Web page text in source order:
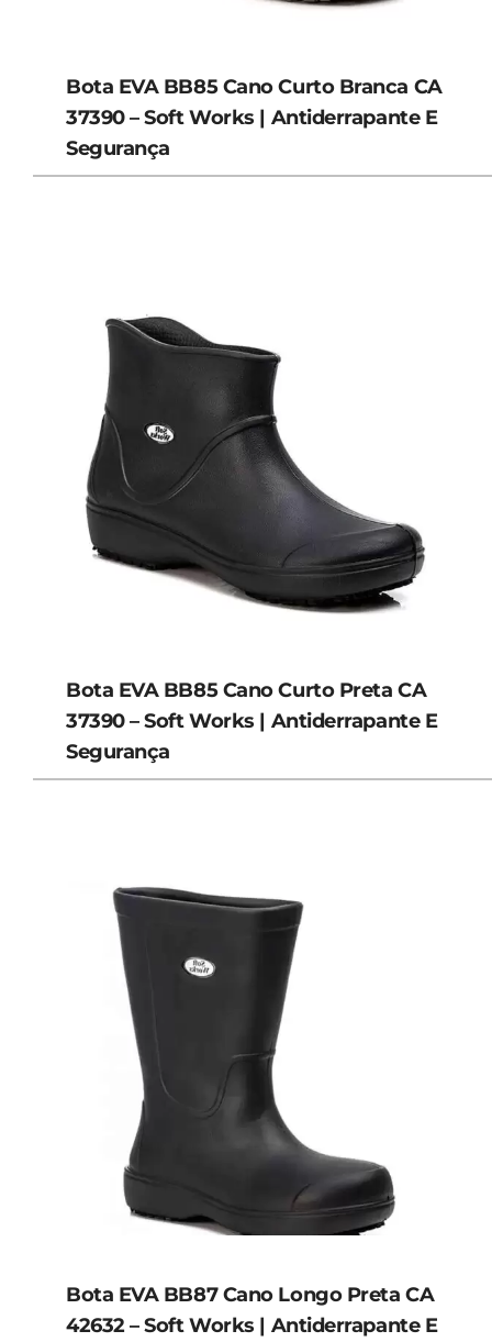
Bota EVA BB85 Cano Curto Branca CA
37390 – Soft Works | Antiderrapante E
Segurança
Bota EVA BB85 Cano Curto Preta CA
37390 – Soft Works | Antiderrapante E
Segurança
Bota EVA BB87 Cano Longo Preta CA
42632 – Soft Works | Antiderrapante E